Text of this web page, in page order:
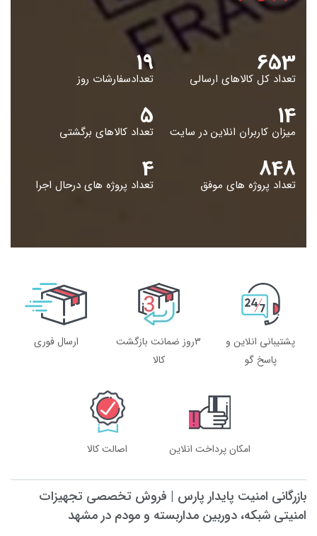
653
تعداد کل کالاهای ارسالی 19
تعدادسفارشات روز
14
میزان کاربران انلاین در سایت 5
تعداد کالاهای برگشتی
848
تعداد پروژه های موفق 4
تعداد پروژه های درحال اجرا
پشتیبانی انلاین و
پاسخ گو
3روز ضمانت بازگشت
کالا
ارسال فوری
امکان پرداخت انلاین اصالت کالا
بازرگانی امنیت پایدار پارس | فروش تخصصی تجهیزات
امنیتی شبکه، دوربین مداربسته و مودم در مشهد